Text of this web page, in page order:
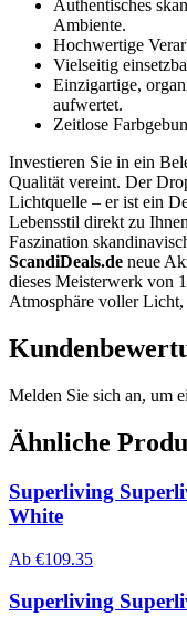
Authentisches
Ambiente.
Hochwertige
Vielseitig
Einzigartige,
aufwertet.
Zeitlose
Investieren Sie in ein
Qualität vereint. Der
Lichtquelle – er ist ein
Lebensstil direkt zu
Faszination
ScandiDeals.de neue
dieses Meisterwerk von
Atmosphäre voller
Melden Sie sich an, um
Ähnliche
Superliving
White
Ab €109.35
Superliving